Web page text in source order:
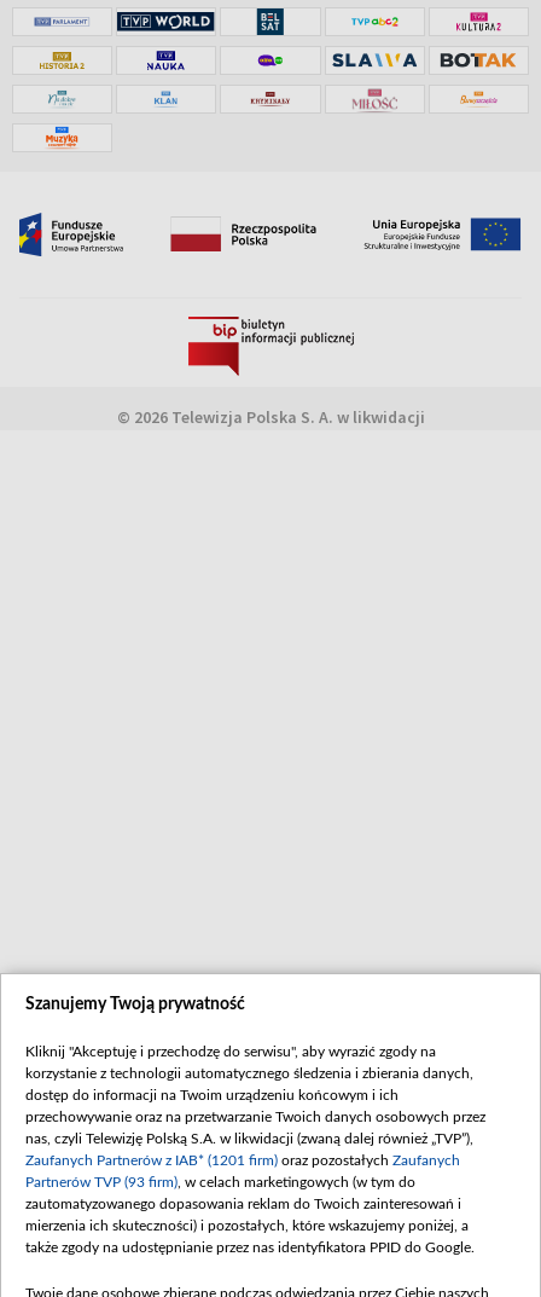
© 2026 Telewizja Polska S. A. w likwidacji
Szanujemy Twoją prywatność
Kliknij "Akceptuję i przechodzę do serwisu", aby wyrazić zgody na
korzystanie z technologii automatycznego śledzenia i zbierania danych,
dostęp do informacji na Twoim urządzeniu końcowym i ich
przechowywanie oraz na przetwarzanie Twoich danych osobowych przez
nas, czyli Telewizję Polską S.A. w likwidacji (zwaną dalej również „TVP”),
Zaufanych Partnerów z IAB* (1201 firm) oraz pozostałych Zaufanych
Partnerów TVP (93 firm) , w celach marketingowych (w tym do
zautomatyzowanego dopasowania reklam do Twoich zainteresowań i
mierzenia ich skuteczności) i pozostałych, które wskazujemy poniżej, a
także zgody na udostępnianie przez nas identyfikatora PPID do Google.
Twoje dane osobowe zbierane podczas odwiedzania przez Ciebie naszych